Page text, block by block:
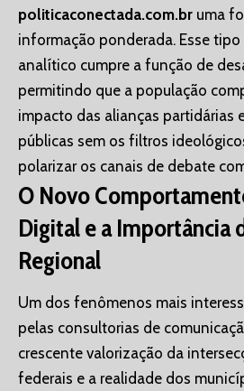
politicaconectada.com.br uma
informação ponderada. Esse
analítico cumpre a função de
permitindo que a população
impacto das alianças partidárias
públicas sem os filtros
polarizar os canais de debate
O Novo
Digital e a Importância
Regional
Um dos fenômenos mais
pelas consultorias de
crescente valorização da
federais e a realidade dos